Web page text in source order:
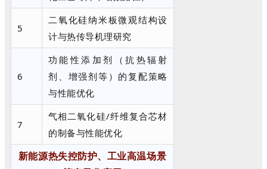
5
二氧化硅纳米板微观结构设
计与热传导机理研究
6
功能性添加剂（抗热辐射
剂、增强剂等）的复配策略
与性能优化
7
气相二氧化硅/纤维复合芯材
的制备与性能优化
新能源热失控防护、工业高温场景